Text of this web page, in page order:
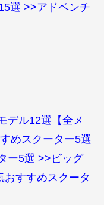
選 >>アドベンチ
デル12選【全メ
めスクーター5選
ー5選 >>ビッグ
おすすめスクータ